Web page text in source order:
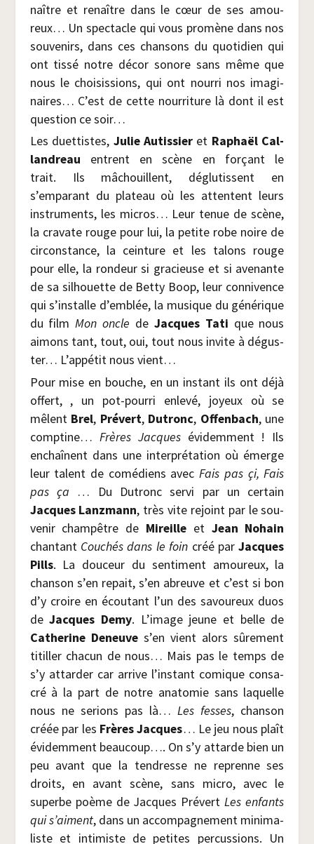
naître et renaître dans le cœur de ses amou­
reux… Un spec­tacle qui vous pro­mène dans nos
sou­ve­nirs, dans ces chan­sons du quo­ti­dien qui
ont tis­sé notre décor sonore sans même que
nous le choi­sis­sions, qui ont nour­ri nos ima­gi­
naires… C’est de cette nour­ri­ture là dont il est
ques­tion ce soir…
Les duet­tistes, Julie Autis­sier et Raphaël Cal­
lan­dreau entrent en scène en for­çant le
trait. Ils mâchouillent, déglu­tissent en
s’emparant du pla­teau où les attentent leurs
ins­tru­ments, les micros… Leur tenue de scène,
la cra­vate rouge pour lui, la petite robe noire de
cir­cons­tance, la cein­ture et les talons rouge
pour elle, la ron­deur si gra­cieuse et si ave­nante
de sa sil­houette de Bet­ty Boop, leur conni­vence
qui s’installe d’emblée, la musique du géné­rique
du filmMon oncle de Jacques Tati que nous
aimons tant, tout, oui, tout nous invite à dégus­
ter… L’appétit nous vient…
Pour mise en bouche, en un ins­tant ils ont déjà
offert, , un pot-pour­ri enle­vé, joyeux où se
mêlent Brel, Pré­vert, Dutronc, Offen­bach, une
comp­tine… Frères Jacquesévi­dem­ment ! Ils
enchaînent dans une inter­pré­ta­tion où émerge
leur talent de comé­diens avecFais pas çi, Fais
pas ça … Du Dutronc ser­vi par un cer­tain
Jacques Lanz­mann, très vite rejoint par le sou­
ve­nir cham­pêtre de Mireille et Jean Nohain
chan­tant Cou­chés dans le foin créé parJacques
Pills. La dou­ceur du sen­ti­ment amou­reux, la
chan­son s’en repait, s’en abreuve et c’est si bon
d’y croire en écou­tant l’un des savou­reux duos
deJacques Demy. L’image jeune et belle de
Cathe­rine Deneuves’en vient alors sûre­ment
titiller cha­cun de nous… Mais pas le temps de
s’y attar­der car arrive l’instant comique consa­
cré à la part de notre ana­to­mie sans laquelle
nous ne serions pas là…Les fesses, chan­son
créée par les Frères Jacques… Le jeu nous plaît
évi­dem­ment beau­coup…. On s’y attarde bien un
peu avant que la ten­dresse ne reprenne ses
droits, en avant scène, sans micro, avec le
superbe poème de Jacques Pré­vertLes enfants
qui s’aiment, dans un accom­pa­gne­ment mini­ma­
liste et inti­miste de petites per­cus­sions. Un